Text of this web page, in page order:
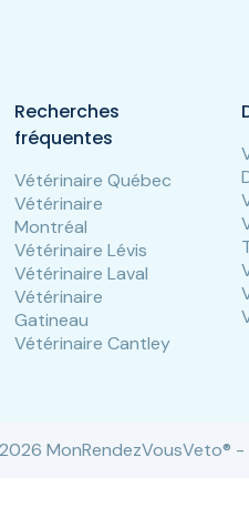
Recherches
fréquentes
Vétérinaire Québec
Vétérinaire
Montréal
Vétérinaire Lévis
Vétérinaire Laval
Vétérinaire
Gatineau
Vétérinaire Cantley
MonRendezVousVeto®